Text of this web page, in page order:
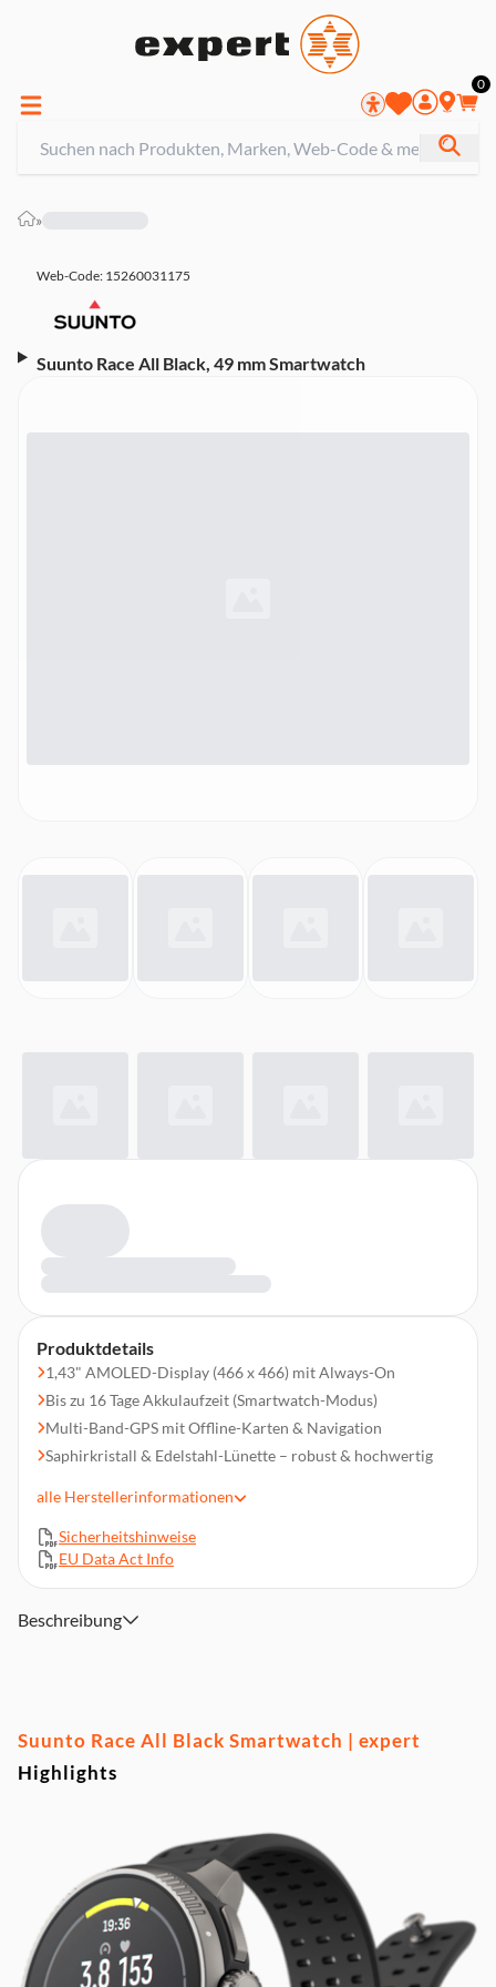
0
»
Web-Code: 15260031175
Suunto Race All Black, 49 mm Smartwatch
Produktdetails
1,43" AMOLED-Display (466 x 466) mit Always-On
Bis zu 16 Tage Akkulaufzeit (Smartwatch-Modus)
Multi-Band-GPS mit Offline-Karten & Navigation
Saphirkristall & Edelstahl-Lünette – robust & hochwertig
Über 95 Sportmodi inkl. Laufen, Radfahren & Schwimmen
Bluetooth, Smartphone-Benachrichtigungen &
Musiksteuerung
Schlaf-, Stress- & Erholungsanalyse (HRV)
alle Herstellerinformationen
Sicherheitshinweise
EU Data Act Info
Beschreibung
Suunto Race All Black Smartwatch | expert
Highlights